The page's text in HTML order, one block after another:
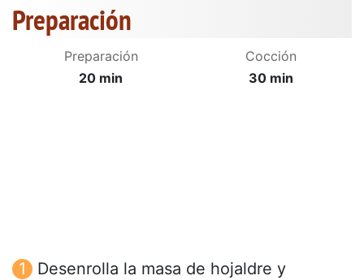
Preparación
Preparación
20 min
Cocción
30 min
Desenrolla la masa de hojaldre y